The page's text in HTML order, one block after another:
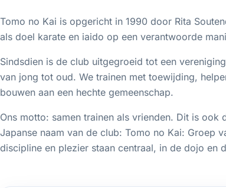
Tomo no Kai is opgericht in 1990 door Rita
als doel karate en iaido op een verantwoorde
Sindsdien is de club uitgegroeid tot een
van jong tot oud. We trainen met toewijding,
bouwen aan een hechte gemeenschap.
Ons motto: samen trainen als vrienden. Dit is ook
Japanse naam van de club: Tomo no Kai: Groep
discipline en plezier staan centraal, in de dojo en